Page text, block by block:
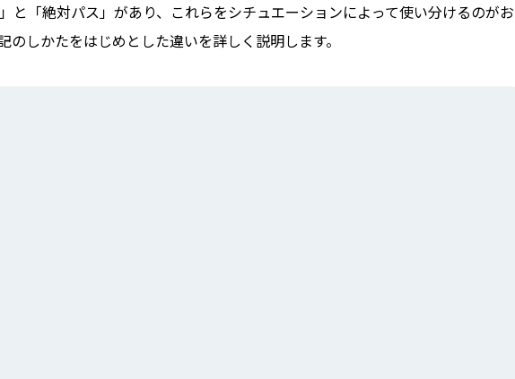
と「絶対パス」があり、これらをシチュエーションによって使い分けるのがお
しかたをはじめとした違いを詳しく説明します。